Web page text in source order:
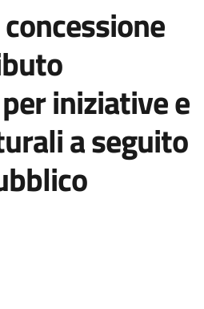
iniziative e
a seguito